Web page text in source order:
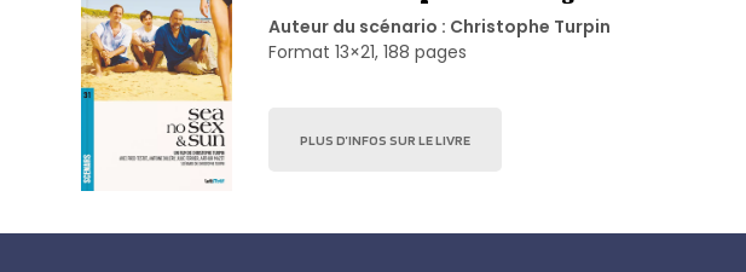
Auteur du scénario : Christophe Turpin
Format 13×21, 188 pages
PLUS D’INFOS SUR LE LIVRE